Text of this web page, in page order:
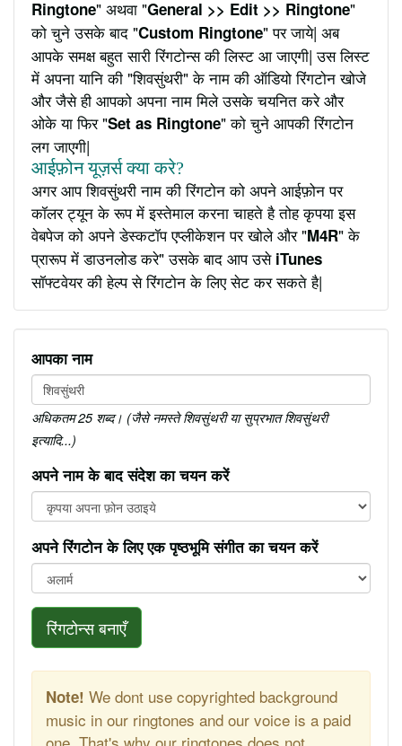
Ringtone" अथवा "General >> Edit >> Ringtone"
को चुने उसके बाद "Custom Ringtone" पर जाये| अब
आपके समक्ष बहुत सारी रिंगटोन्स की लिस्ट आ जाएगी| उस लिस्ट
में अपना यानि की "शिवसुंथरी" के नाम की ऑडियो रिंगटोन खोजे
और जैसे ही आपको अपना नाम मिले उसके चयनित करे और
ओके या फिर "Set as Ringtone" को चुने आपकी रिंगटोन
लग जाएगी|
आईफ़ोन यूज़र्स क्या करे?
अगर आप शिवसुंथरी नाम की रिंगटोन को अपने आईफ़ोन पर
कॉलर ट्यून के रूप में इस्तेमाल करना चाहते है तोह कृपया इस
वेबपेज को अपने डेस्कटॉप एप्लीकेशन पर खोले और "M4R" के
प्रारूप में डाउनलोड करे" उसके बाद आप उसे iTunes
सॉफ्टवेयर की हेल्प से रिंगटोन के लिए सेट कर सकते है|
आपका नाम
अधिकतम 25 शब्द। (जैसे नमस्ते शिवसुंथरी या सुप्रभात शिवसुंथरी
इत्यादि...)
अपने नाम के बाद संदेश का चयन करें
अपने रिंगटोन के लिए एक पृष्ठभूमि संगीत का चयन करें
रिंगटोन्स बनाएँ
Note! We dont use copyrighted background
music in our ringtones and our voice is a paid
one. That's why our ringtones does not